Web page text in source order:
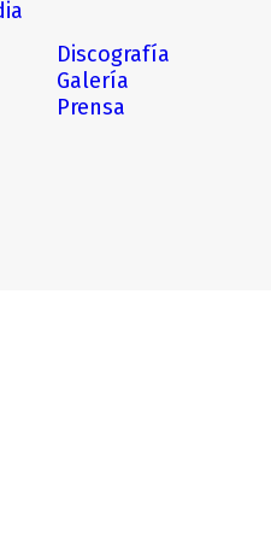
Discografía
Galería
Prensa